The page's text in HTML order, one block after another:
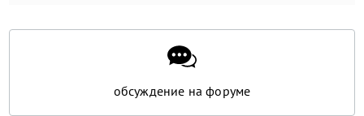
обсуждение на форуме